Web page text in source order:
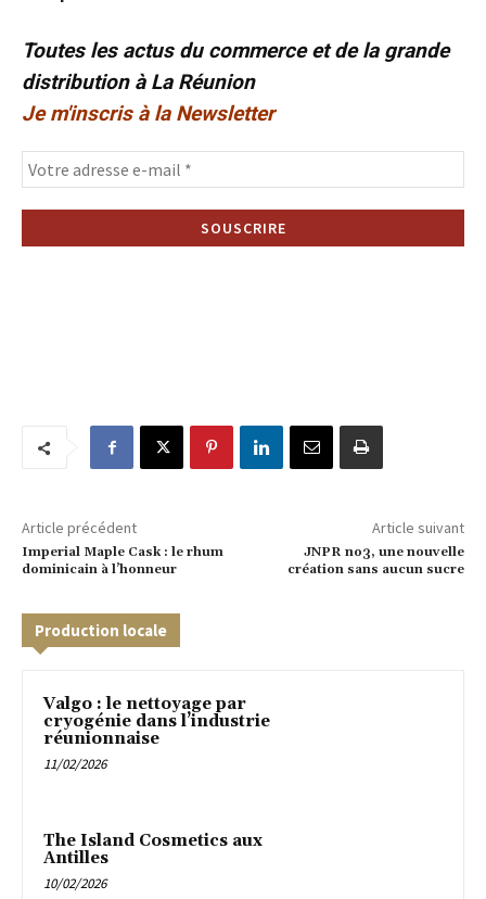
Toutes les actus du commerce et de la grande
distribution à La Réunion
Je m'inscris à la Newsletter
Article précédent
Imperial Maple Cask : le rhum
dominicain à l’honneur
Article suivant
JNPR no3, une nouvelle
création sans aucun sucre
Production locale
Valgo : le nettoyage par
cryogénie dans l’industrie
réunionnaise
11/02/2026
The Island Cosmetics aux
Antilles
10/02/2026